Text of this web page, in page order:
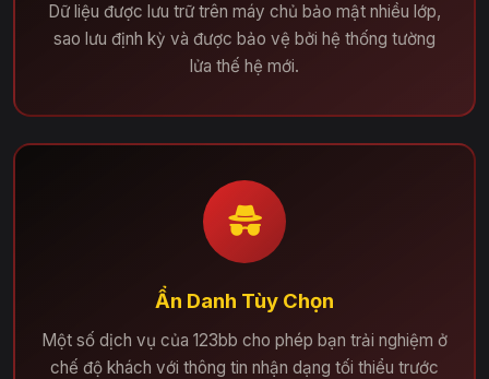
Dữ liệu được lưu trữ trên máy chủ bảo mật nhiều lớp,
sao lưu định kỳ và được bảo vệ bởi hệ thống tường
lửa thế hệ mới.
Ẩn Danh Tùy Chọn
Một số dịch vụ của 123bb cho phép bạn trải nghiệm ở
chế độ khách với thông tin nhận dạng tối thiểu trước